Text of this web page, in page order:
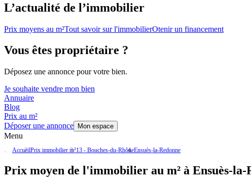
L’actualité de l’immobilier
Prix moyens au m²Tout savoir sur l'immobilierOtenir un financement
Vous êtes propriétaire ?
Déposez une annonce pour votre bien.
Je souhaite vendre mon bien
Annuaire
Blog
Prix au m²
Déposer une annonce
Mon espace
Menu
AccueilPrix immobilier m²13 - Bouches-du-RhôneEnsuès-la-Redonne
Prix moyen de l'immobilier au m² à Ensuès-la-